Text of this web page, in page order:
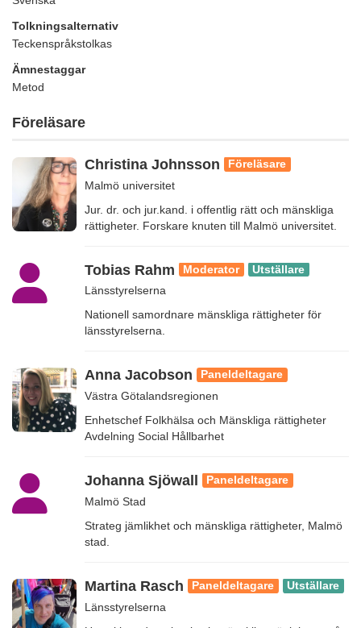
Tolkningsalternativ
Teckenspråkstolkas
Ämnestaggar
Metod
Föreläsare
Christina Johnsson Föreläsare
Malmö universitet
Jur. dr. och jur.kand. i offentlig rätt och mänskliga
rättigheter. Forskare knuten till Malmö universitet.
Tobias Rahm Moderator Utställare
Länsstyrelserna
Nationell samordnare mänskliga rättigheter för
länsstyrelserna.
Anna Jacobson Paneldeltagare
Västra Götalandsregionen
Enhetschef Folkhälsa och Mänskliga rättigheter
Avdelning Social Hållbarhet
Johanna Sjöwall Paneldeltagare
Malmö Stad
Strateg jämlikhet och mänskliga rättigheter, Malmö
stad.
Martina Rasch Paneldeltagare Utställare
Länsstyrelserna